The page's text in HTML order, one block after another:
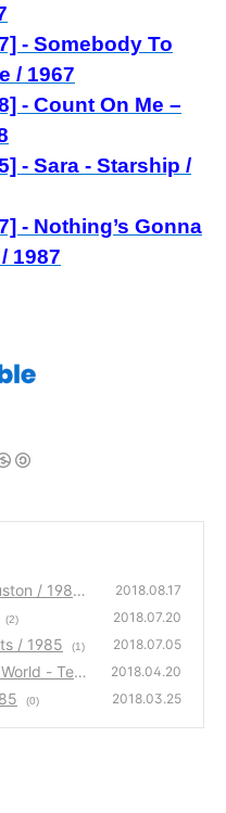
- Somebody To
/ 1967
- Count On Me –
- Sara - Starship /
- Nothing’s Gonna
1987
/ 1985 2018.08.17
(2) 2018.07.20
/ 1985 (1) 2018.07.05
- Tear
2018.04.20
(0) 2018.03.25